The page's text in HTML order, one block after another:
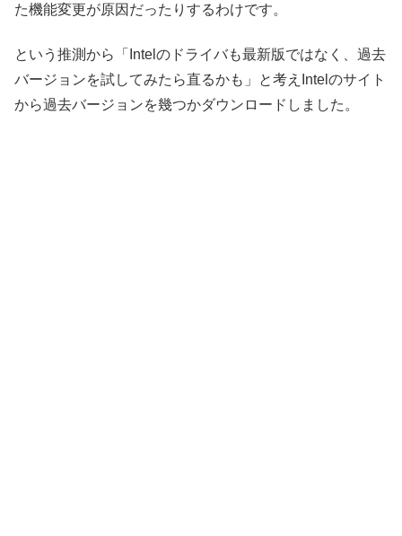
た機能変更が原因だったりするわけです。
という推測から「Intelのドライバも最新版ではなく、過去
バージョンを試してみたら直るかも」と考えIntelのサイト
から過去バージョンを幾つかダウンロードしました。